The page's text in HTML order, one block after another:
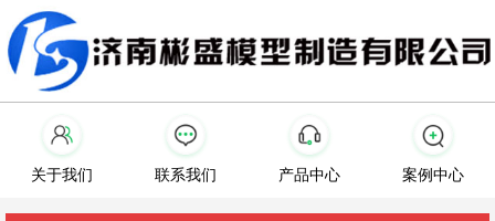
关于我们 联系我们 产品中心 案例中心